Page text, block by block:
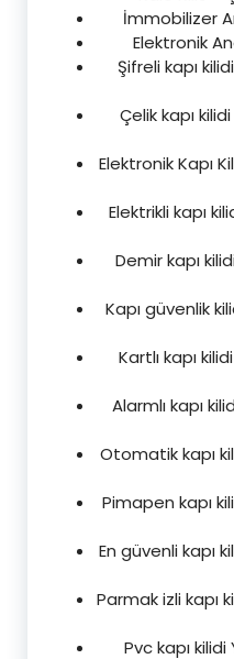
İmmobilizer
Elektronik
Şifreli kapı
Çelik kapı
Elektronik Kapı
Elektrikli kapı
Demir kapı
Kapı güvenlik
Kartlı kapı
Alarmlı kapı
Otomatik kapı
Pimapen kapı
En güvenli kapı
Parmak izli kapı
Pvc kapı kilidi